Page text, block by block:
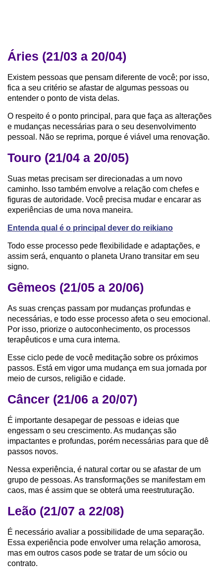
Áries (21/03 a 20/04)
Existem pessoas que pensam diferente de você; por isso,
fica a seu critério se afastar de algumas pessoas ou
entender o ponto de vista delas.
O respeito é o ponto principal, para que faça as alterações
e mudanças necessárias para o seu desenvolvimento
pessoal. Não se reprima, porque é viável uma renovação.
Touro (21/04 a 20/05)
Suas metas precisam ser direcionadas a um novo
caminho. Isso também envolve a relação com chefes e
figuras de autoridade. Você precisa mudar e encarar as
experiências de uma nova maneira.
Entenda qual é o principal dever do reikiano
Todo esse processo pede flexibilidade e adaptações, e
assim será, enquanto o planeta Urano transitar em seu
signo.
Gêmeos (21/05 a 20/06)
As suas crenças passam por mudanças profundas e
necessárias, e todo esse processo afeta o seu emocional.
Por isso, priorize o autoconhecimento, os processos
terapêuticos e uma cura interna.
Esse ciclo pede de você meditação sobre os próximos
passos. Está em vigor uma mudança em sua jornada por
meio de cursos, religião e cidade.
Câncer (21/06 a 20/07)
É importante desapegar de pessoas e ideias que
engessam o seu crescimento. As mudanças são
impactantes e profundas, porém necessárias para que dê
passos novos.
Nessa experiência, é natural cortar ou se afastar de um
grupo de pessoas. As transformações se manifestam em
caos, mas é assim que se obterá uma reestruturação.
Leão (21/07 a 22/08)
É necessário avaliar a possibilidade de uma separação.
Essa experiência pode envolver uma relação amorosa,
mas em outros casos pode se tratar de um sócio ou
contrato.